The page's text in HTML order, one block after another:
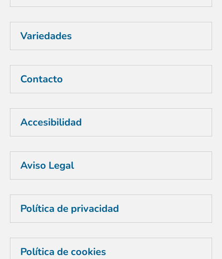
Variedades
Contacto
Accesibilidad
Aviso Legal
Política de privacidad
Política de cookies